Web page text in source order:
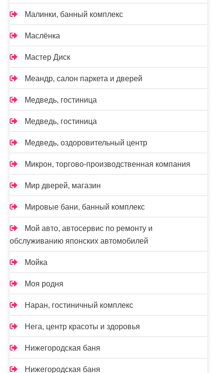
Малинки, банный комплекс
Маслёнка
Мастер Диск
Меандр, салон паркета и дверей
Медведь, гостиница
Медведь, гостиница
Медведь, оздоровительный центр
Микрон, торгово-производственная компания
Мир дверей, магазин
Мировые бани, банный комплекс
Мой авто, автосервис по ремонту и
обслуживанию японских автомобилей
Мойка
Моя родня
Наран, гостиничный комплекс
Нега, центр красоты и здоровья
Нижегородская баня
Нижегородская баня